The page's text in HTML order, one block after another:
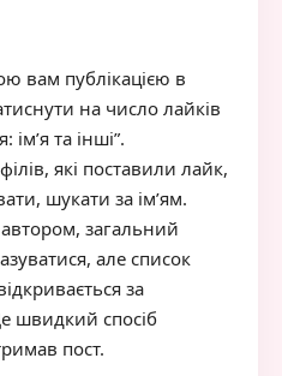
вам публікацією в
на число лайків
ім’я та інші”.
які поставили лайк,
шукати за ім’ям.
загальний
але список
за
швидкий спосіб
пост.